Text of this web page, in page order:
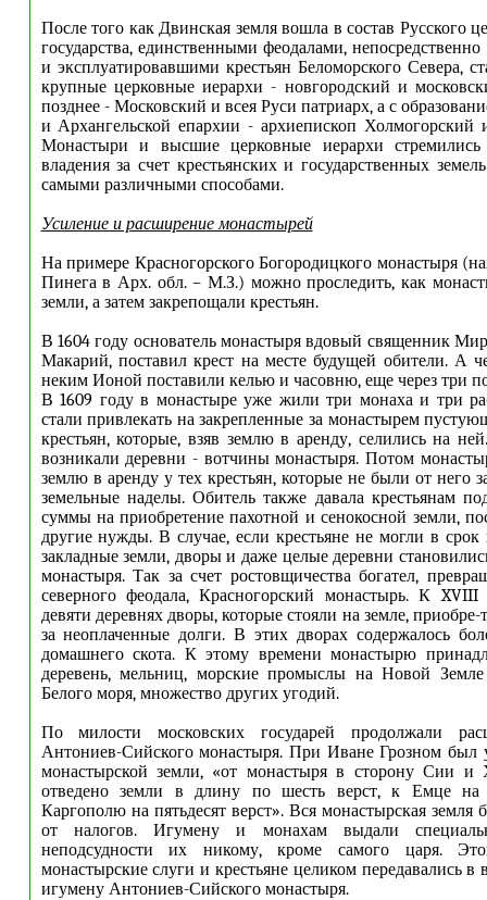
После того как Двинская земля вошла в состав Русского
государства, единственными феодалами,
и эксплуатировавшими крестьян Беломорского Севера,
крупные церковные иерархи - новгородский и
позднее - Московский и всея Руси патриарх, а с
и Архангельской епархии - архиепископ Холмогорский
Монастыри и высшие церковные иерархи стремились
владения за счет крестьянских и государственных
самыми различными способами.
Усиление и расширение монастырей
На примере Красногорского Богородицкого монастыря
Пинега в Арх. обл. – М.З.) можно проследить, как
земли, а затем закрепощали крестьян.
В 1604 году основатель монастыря вдовый священник
Макарий, поставил крест на месте будущей обители. А
неким Ионой поставили келью и часовню, еще через три
В 1609 году в монастыре уже жили три монаха и три
стали привлекать на закрепленные за монастырем
крестьян, которые, взяв землю в аренду, селились на
возникали деревни - вотчины монастыря. Потом
землю в аренду у тех крестьян, которые не были от него
земельные наделы. Обитель также давала крестьянам
суммы на приобретение пахотной и сенокосной земли,
другие нужды. В случае, если крестьяне не могли в срок
закладные земли, дворы и даже целые деревни
монастыря. Так за счет ростовщичества богател,
северного феодала, Красногорский монастырь. К
девяти деревнях дворы, которые стояли на земле, приобре-
за неоплаченные долги. В этих дворах содержалось
домашнего скота. К этому времени монастырю
деревень, мельниц, морские промыслы на Новой
Белого моря, множество других угодий.
По милости московских государей продолжали
Антониев-Сийского монастыря. При Иване Грозном был
монастырской земли, «от монастыря в сторону Сии и
отведено земли в длину по шесть верст, к Емце на
Каргополю на пятьдесят верст». Вся монастырская земля
от налогов. Игумену и монахам выдали
неподсудности их никому, кроме самого царя.
монастырские слуги и крестьяне целиком передавались в
игумену Антониев-Сийского монастыря.